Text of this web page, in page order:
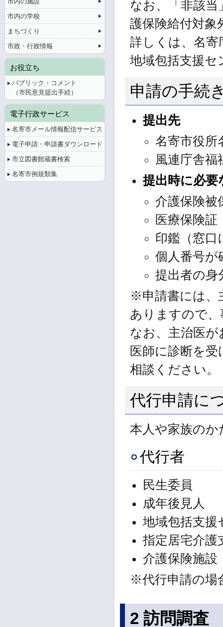
なお、「非該
護保険給付対
詳しくは、名寄
地域包括支援
申請の手続
提出先
名寄市役所
風連庁舎福
提出時に必要
介護保険被
医療保険証
印鑑（窓口
個人番号が
提出者の身
※申請書には、
ありますので
なお、主治医
医師に診断を
相談ください。
代行申請に
本人や家族のか
代行者
民生委員
成年後見人
地域包括支援
指定居宅介護
介護保険施設
※代行申請の場
2 訪問調査
市内の学校
まちづくり
市政・行政情報
お役立ち
パブリック・コメント
（市民意見提出手続）
電子行政サービス
名寄市メール情報配信サービス
電子申請・申請書ダウンロード
市立図書館蔵書検索
名寄市例規類集